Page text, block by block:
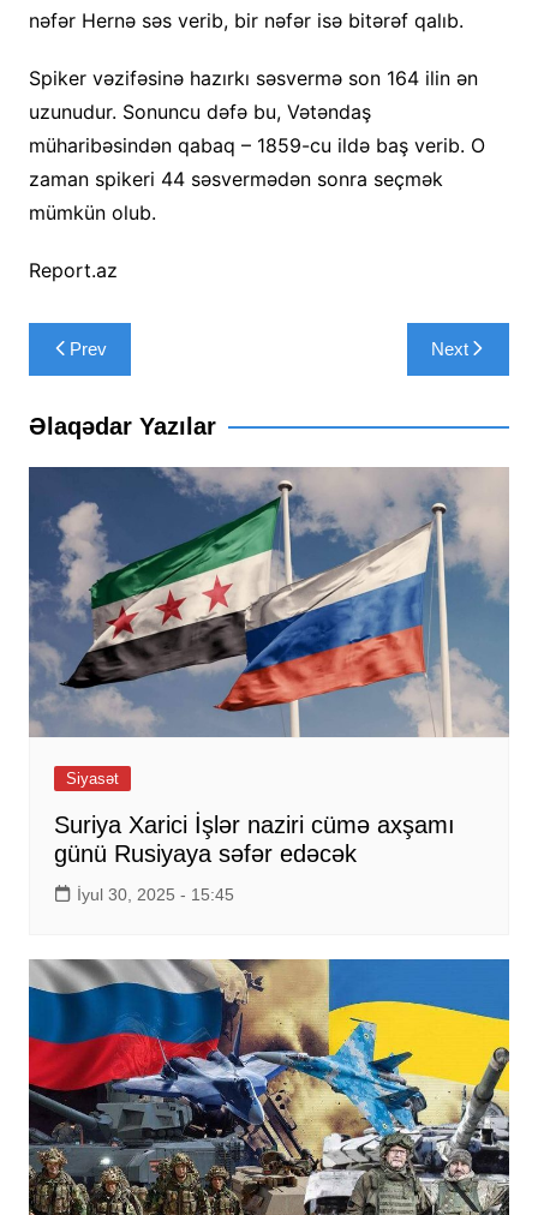
nəfər Hernə səs verib, bir nəfər isə bitərəf qalıb.
Spiker vəzifəsinə hazırkı səsvermə son 164 ilin ən
uzunudur. Sonuncu dəfə bu, Vətəndaş
müharibəsindən qabaq – 1859-cu ildə baş verib. O
zaman spikeri 44 səsvermədən sonra seçmək
mümkün olub.
Report.az
Yazı
naviqasiyası
Prev Next
Əlaqədar Yazılar
Siyasət
Suriya Xarici İşlər naziri cümə axşamı
günü Rusiyaya səfər edəcək
İyul 30, 2025 - 15:45